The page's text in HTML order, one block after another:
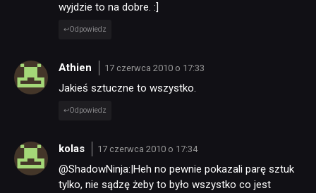
wyjdzie to na dobre. :]
Odpowiedz
Athien 17 czerwca 2010 o 17:33
Jakieś sztuczne to wszystko.
Odpowiedz
kolas 17 czerwca 2010 o 17:34
@ShadowNinja:|Heh no pewnie pokazali parę sztuk
tylko, nie sądzę żeby to było wszystko co jest